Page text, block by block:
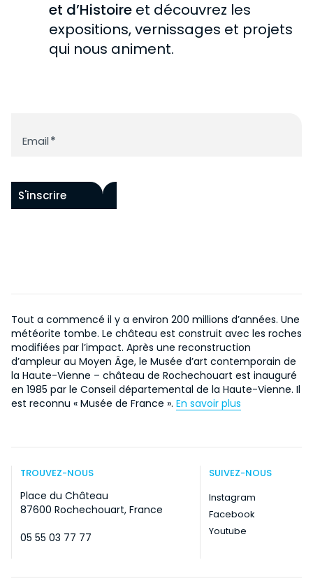
et d’Histoire et découvrez les
expositions, vernissages et projets
qui nous animent.
Email*
S'inscrire
Tout a commencé il y a environ 200 millions d’années. Une
météorite tombe. Le château est construit avec les roches
modifiées par l’impact. Après une reconstruction
d’ampleur au Moyen Âge, le Musée d’art contemporain de
la Haute-Vienne – château de Rochechouart est inauguré
en 1985 par le Conseil départemental de la Haute-Vienne. Il
est reconnu « Musée de France ». En savoir plus
TROUVEZ-NOUS
Place du Château
87600 Rochechouart, France
05 55 03 77 77
SUIVEZ-NOUS
Instagram
Facebook
Youtube